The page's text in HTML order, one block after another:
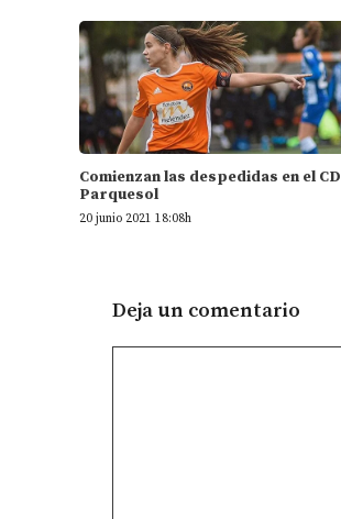
Comienzan las despedidas en el CD
Parquesol
20 junio 2021 18:08h
Deja un comentario